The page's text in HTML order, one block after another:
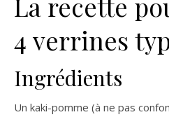
4 verrines
Ingrédients
Un kaki-pomme (à ne pas